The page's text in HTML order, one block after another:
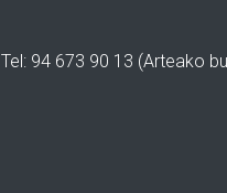
Tel: 94 673 90 13 (Arteako